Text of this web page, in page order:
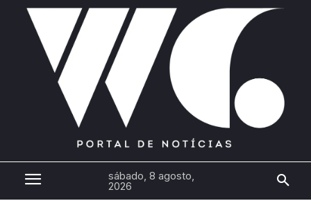
sábado, 8 agosto,
2026